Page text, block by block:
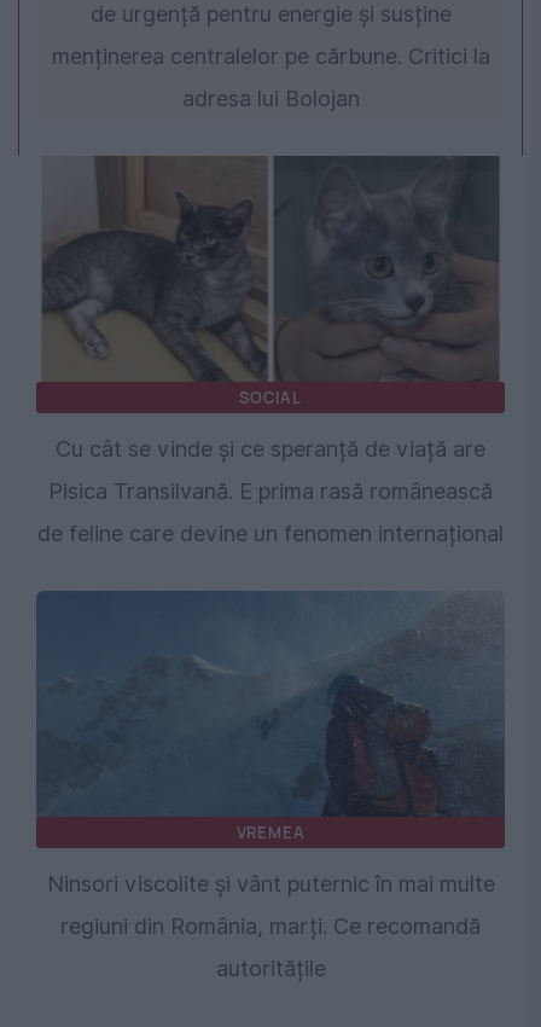
de urgență pentru energie și susține
menținerea centralelor pe cărbune. Critici la
adresa lui Bolojan
SOCIAL
Cu cât se vinde și ce speranță de viață are
Pisica Transilvană. E prima rasă românească
de feline care devine un fenomen internațional
VREMEA
Ninsori viscolite și vânt puternic în mai multe
regiuni din România, marți. Ce recomandă
autoritățile